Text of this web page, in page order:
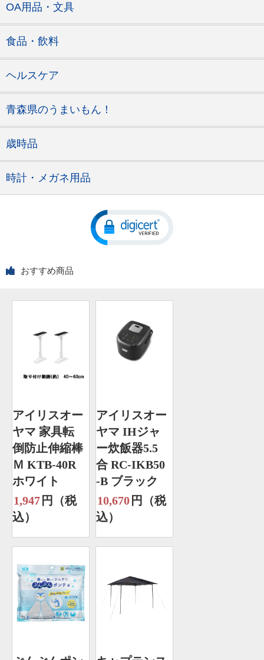
OA用品・文具
食品・飲料
ヘルスケア
青森県のうまいもん！
歳時品
時計・メガネ用品
おすすめ商品
アイリスオー
ヤマ 家具転
倒防止伸縮棒
Ｍ KTB-40R
ホワイト
1,947 円（税
込）
アイリスオー
ヤマ IHジャ
ー炊飯器5.5
合 RC-IKB50
-B ブラック
10,670 円（税
込）